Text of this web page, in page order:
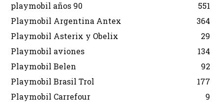
playmobil años 90
551
Playmobil Argentina Antex
364
Playmobil Asterix y Obelix
29
Playmobil aviones
134
Playmobil Belen
92
Playmobil Brasil Trol
177
Playmobil Carrefour
9